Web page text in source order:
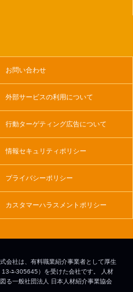
お問い合わせ
外部サービスの利用について
行動ターゲティング広告について
情報セキュリティポリシー
プライバシーポリシー
カスタマーハラスメントポリシー